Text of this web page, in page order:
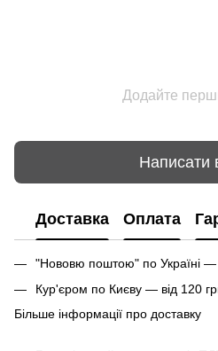
Додайте
Написати
Доставка Оплата
"Нововю поштою" по Україні —
Кур'єром по Києву — від 120
Більше інформації про доставку